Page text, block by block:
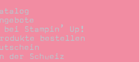
Stampin’ Up!
bestellen
der Schweiz